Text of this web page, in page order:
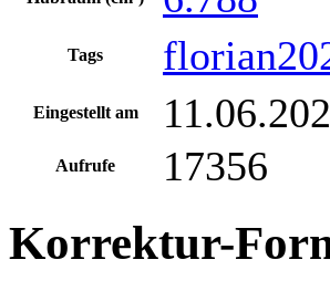
Tags
Eingestellt am
Aufrufe 17356
Korrektur-